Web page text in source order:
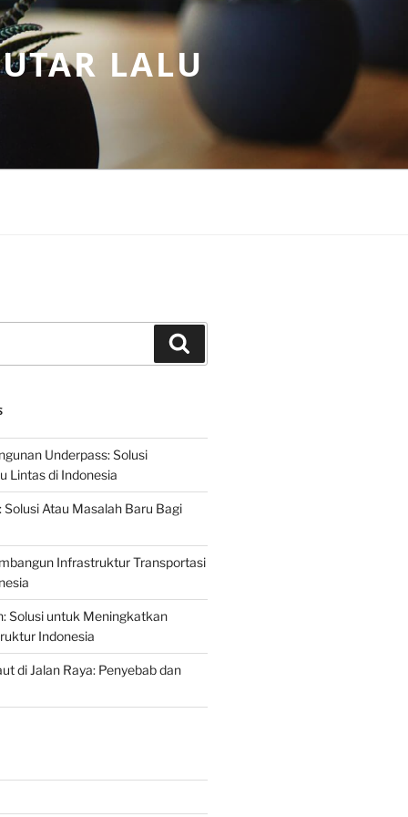
LALU
Underpass: Solusi
Lintas di Indonesia
Solusi Atau Masalah Baru Bagi
Infrastruktur Transportasi
Solusi untuk Meningkatkan
Indonesia
di Jalan Raya: Penyebab dan